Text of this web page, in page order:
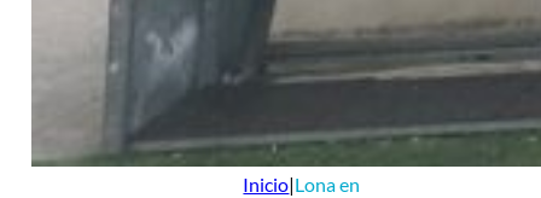
Inicio|Lona en